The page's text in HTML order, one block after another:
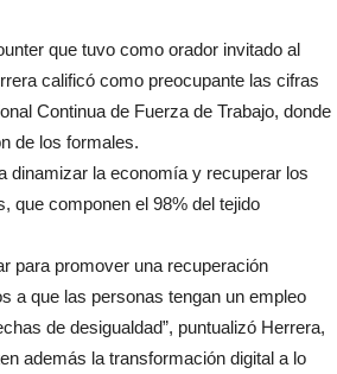
que tuvo como orador invitado al
calificó como preocupante las cifras
Continua de Fuerza de Trabajo, donde
de los formales.
dinamizar la economía y recuperar los
que componen el 98% del tejido
para promover una recuperación
a que las personas tengan un empleo
de desigualdad”, puntualizó Herrera,
además la transformación digital a lo